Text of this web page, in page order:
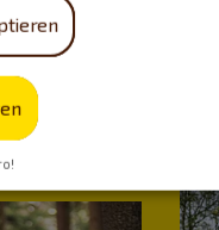
essen,